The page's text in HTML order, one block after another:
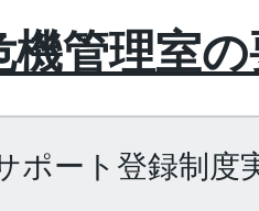
機管理室
ポート登録制度